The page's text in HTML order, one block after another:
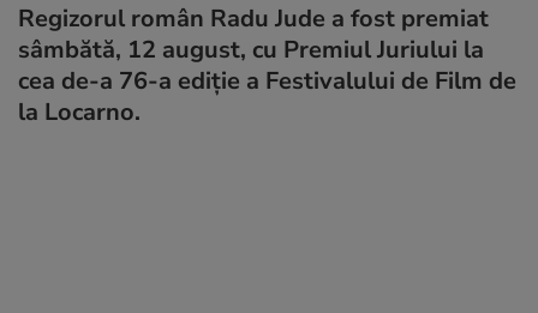
Regizorul român Radu Jude a fost premiat
sâmbătă, 12 august, cu Premiul Juriului la
cea de-a 76-a ediție a Festivalului de Film de
la Locarno.